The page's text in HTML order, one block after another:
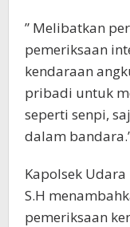
” Melibatkan
pemeriksaan
kendaraan
pribadi untuk
seperti senpi,
dalam
Kapolsek
S.H
pemeriksaan